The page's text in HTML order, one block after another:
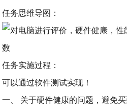
任务思维导图：
任务实施过程：
可以通过软件测试实现！
一、 关于硬件健康的问题，避免